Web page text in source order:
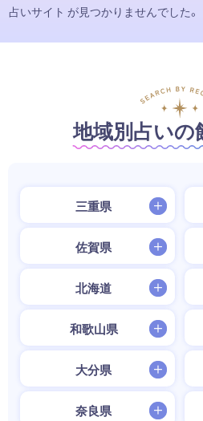
占いサイト が見つかりませんでした。
地域別占いの
三重県
佐賀県
北海道
和歌山県
大分県
奈良県